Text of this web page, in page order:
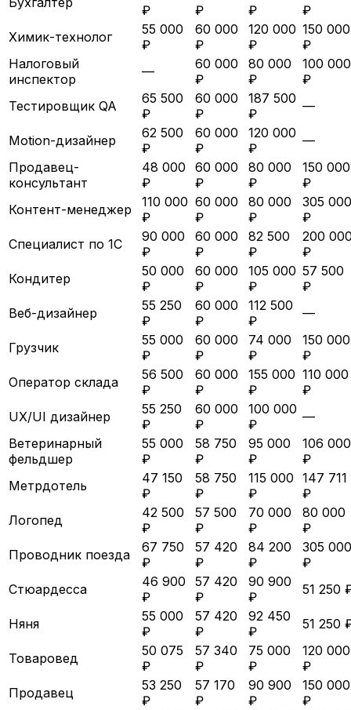
₽
₽
₽
₽
Химик-технолог
55 000
₽
60 000
₽
120 000
₽
150 000
₽
Налоговый
инспектор
—
60 000
₽
80 000
₽
100 000
₽
Тестировщик QA
65 500
₽
60 000
₽
187 500
₽
—
Motion-дизайнер
62 500
₽
60 000
₽
120 000
₽
—
Продавец-
консультант
48 000
₽
60 000
₽
80 000
₽
150 000
₽
Контент-менеджер
110 000
₽
60 000
₽
80 000
₽
305 000
₽
Специалист по 1С
90 000
₽
60 000
₽
82 500
₽
200
₽
Кондитер
50 000
₽
60 000
₽
105 000
₽
57 500
₽
Веб-дизайнер
55 250
₽
60 000
₽
112 500
₽
—
Грузчик
55 000
₽
60 000
₽
74 000
₽
150 000
₽
Оператор склада
56 500
₽
60 000
₽
155 000
₽
110 000
₽
UX/UI дизайнер
55 250
₽
60 000
₽
100 000
₽
—
Ветеринарный
фельдшер
55 000
₽
58 750
₽
95 000
₽
106 000
₽
Метрдотель
47 150
₽
58 750
₽
115 000
₽
147 711
₽
Логопед
42 500
₽
57 500
₽
70 000
₽
80 000
₽
Проводник поезда
67 750
₽
57 420
₽
84 200
₽
305 000
₽
Стюардесса
46 900
₽
57 420
₽
90 900
₽
51 250
Няня
55 000
₽
57 420
₽
92 450
₽
51 250
Товаровед
50 075
₽
57 340
₽
75 000
₽
120 000
₽
Продавец
53 250
₽
57 170
₽
90 900
₽
150 000
₽